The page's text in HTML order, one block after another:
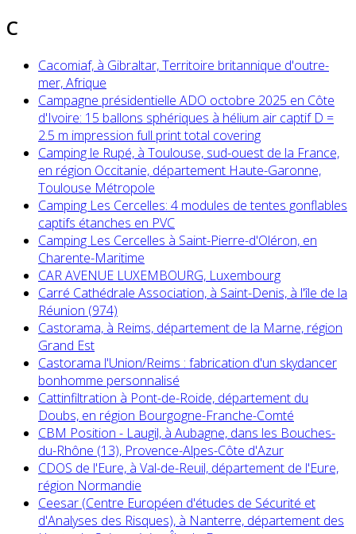
C
Cacomiaf, à Gibraltar, Territoire britannique d'outre-
mer, Afrique
Campagne présidentielle ADO octobre 2025 en Côte
d'Ivoire: 15 ballons sphériques à hélium air captif D =
2.5 m impression full print total covering
Camping le Rupé, à Toulouse, sud-ouest de la France,
en région Occitanie, département Haute-Garonne,
Toulouse Métropole
Camping Les Cercelles: 4 modules de tentes gonflables
captifs étanches en PVC
Camping Les Cercelles à Saint-Pierre-d'Oléron, en
Charente-Maritime
CAR AVENUE LUXEMBOURG, Luxembourg
Carré Cathédrale Association, à Saint-Denis, à l'île de la
Réunion (974)
Castorama, à Reims, département de la Marne, région
Grand Est
Castorama l'Union/Reims : fabrication d'un skydancer
bonhomme personnalisé
Cattinfiltration à Pont-de-Roide, département du
Doubs, en région Bourgogne-Franche-Comté
CBM Position - Laugil, à Aubagne, dans les Bouches-
du-Rhône (13), Provence-Alpes-Côte d'Azur
CDOS de l'Eure, à Val-de-Reuil, département de l'Eure,
région Normandie
Ceesar (Centre Européen d'études de Sécurité et
d'Analyses des Risques), à Nanterre, département des